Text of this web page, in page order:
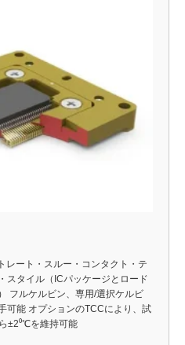
レート・スルー・コンタクト・テ
スタイル（ICパッケージとロード
フルケルビン、専用/選択ケルビ
可能 オプションのTCCにより、試
±2⁰℃を維持可能